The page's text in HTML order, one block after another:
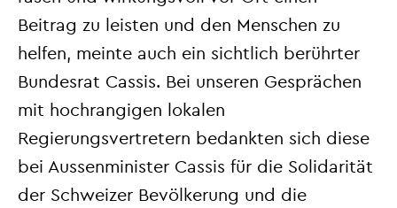
Beitrag zu leisten und den Menschen zu
helfen, meinte auch ein sichtlich berührter
Bundesrat Cassis. Bei unseren Gesprächen
mit hochrangigen lokalen
Regierungsvertretern bedankten sich diese
bei Aussenminister Cassis für die Solidarität
der Schweizer Bevölkerung und die